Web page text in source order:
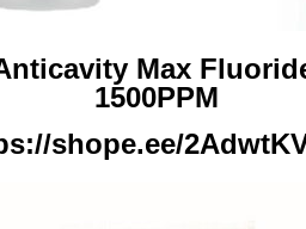
Max
1500PPM
shope.ee/